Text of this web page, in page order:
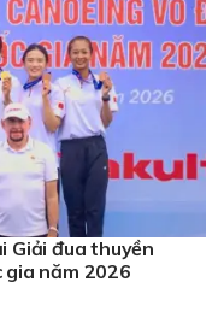
Giải đua thuyền
gia năm 2026